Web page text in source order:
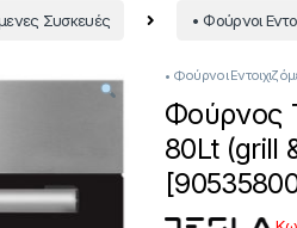
Συσκευές • Φούρνοι
• Φούρνοι
Φούρνος
80Lt (grill